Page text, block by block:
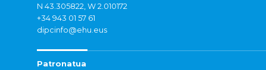
N 43.305822, W 2.010172
+34 943 01 57 61
dipcinfo@ehu.eus
Patronatua